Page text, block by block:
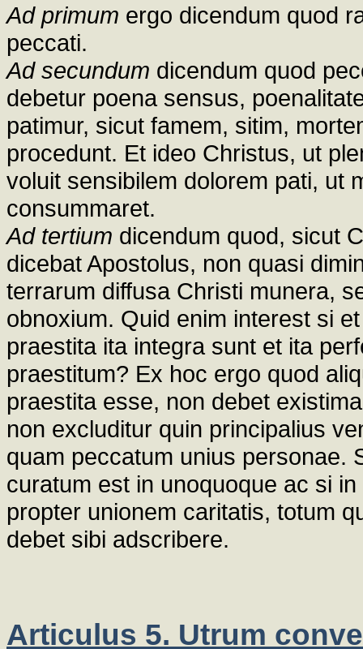
Ad primum ergo dicendum quod
peccati.
Ad secundum dicendum quod
debetur poena sensus,
patimur, sicut famem, sitim,
procedunt. Et ideo Christus, ut
voluit sensibilem dolorem pati, ut
consummaret.
Ad tertium dicendum quod, sicut
dicebat Apostolus, non quasi
terrarum diffusa Christi munera,
obnoxium. Quid enim interest si
praestita ita integra sunt et ita
praestitum? Ex hoc ergo quod
praestita esse, non debet
non excluditur quin principalius
quam peccatum unius personae.
curatum est in unoquoque ac si
propter unionem caritatis, totum
debet sibi adscribere.
Articulus 5. Utrum